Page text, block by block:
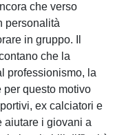
che verso
personalità
in gruppo. Il
che la
professionismo, la
per questo motivo
ex calciatori e
aiutare i giovani a